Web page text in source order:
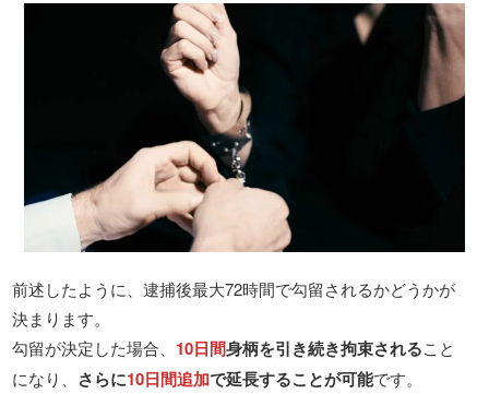
前述したように、逮捕後最大72時間で勾留されるかどうかが
決まります。
勾留が決定した場合、 10日間身柄を引き続き拘束されること
になり、 さらに10日間追加で延長することが可能です。